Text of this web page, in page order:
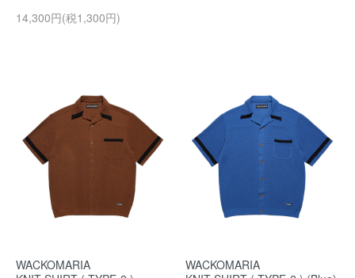
14,300円(税1,300円)
WACKOMARIA
WACKOMARIA